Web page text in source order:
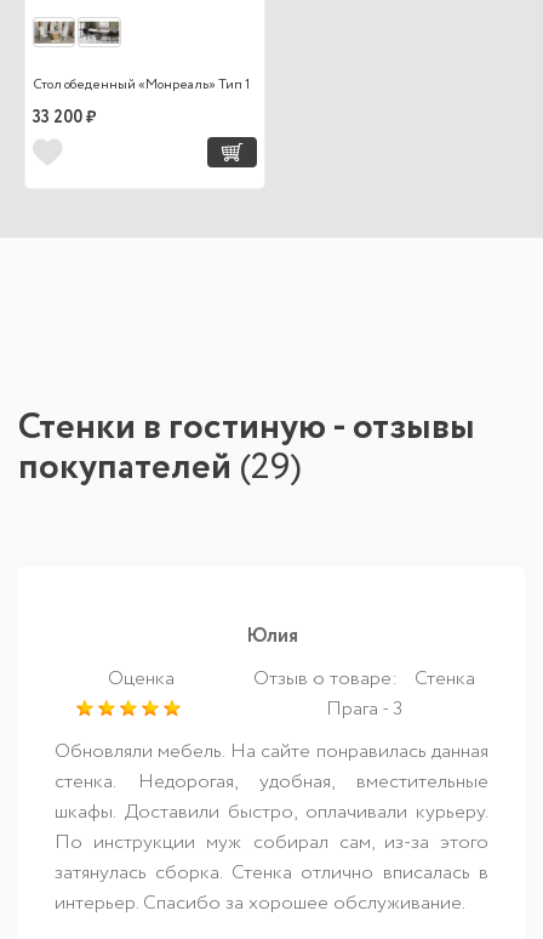
Стол обеденный «Монреаль» Тип 1
33 200 ₽
Стенки в гостиную - отзывы
покупателей (29)
Юлия
Оценка
Отзыв о товаре:
Стенка
Прага - 3
Обновляли мебель. На сайте понравилась данная
стенка. Недорогая, удобная, вместительные
шкафы. Доставили быстро, оплачивали курьеру.
По инструкции муж собирал сам, из-за этого
затянулась сборка. Стенка отлично вписалась в
интерьер. Спасибо за хорошее обслуживание.